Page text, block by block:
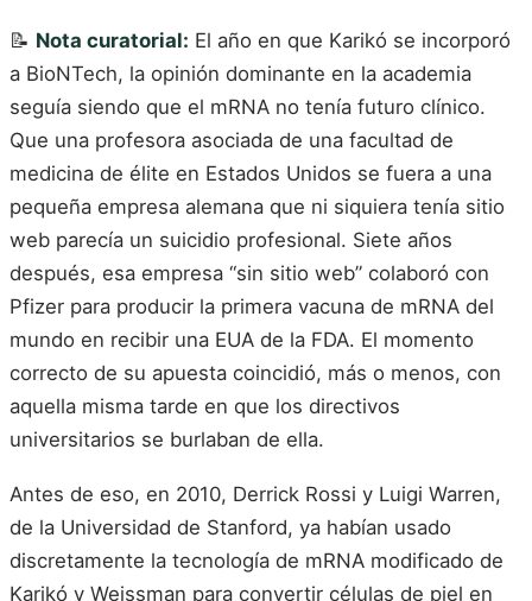
📝 Nota curatorial: El año en que Karikó se incorporó
a BioNTech, la opinión dominante en la academia
seguía siendo que el mRNA no tenía futuro clínico.
Que una profesora asociada de una facultad de
medicina de élite en Estados Unidos se fuera a una
pequeña empresa alemana que ni siquiera tenía sitio
web parecía un suicidio profesional. Siete años
después, esa empresa “sin sitio web” colaboró con
Pfizer para producir la primera vacuna de mRNA del
mundo en recibir una EUA de la FDA. El momento
correcto de su apuesta coincidió, más o menos, con
aquella misma tarde en que los directivos
universitarios se burlaban de ella.
Antes de eso, en 2010, Derrick Rossi y Luigi Warren,
de la Universidad de Stanford, ya habían usado
discretamente la tecnología de mRNA modificado de
Karikó y Weissman para convertir células de piel en